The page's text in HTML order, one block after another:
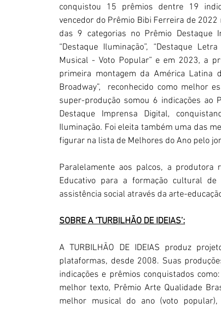
conquistou 15 prêmios dentre 19
vencedor do Prêmio Bibi Ferreira de 2022
das 9 categorias no Prêmio Destaque
“Destaque Iluminação”, “Destaque
Musical - Voto Popular” e em 2023, a
primeira montagem da América Latina
Broadway”,  reconhecido como melhor
super-produção somou 6 indicações ao
Destaque Imprensa Digital,
Iluminação. Foi eleita também uma das
figurar na lista de Melhores do Ano pelo
Paralelamente aos palcos, a produtora
Educativo para a formação cultural
assistência social através da arte-
SOBRE A ‘TURBILHÃO DE IDEIAS’:
A TURBILHÃO DE IDEIAS produz
plataformas, desde 2008. Suas
indicações e prêmios conquistados
melhor texto, Prêmio Arte Qualidade
melhor musical do ano (voto